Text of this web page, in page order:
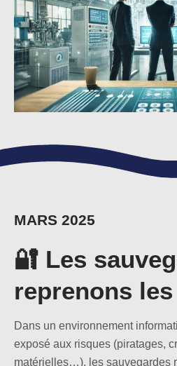
MARS 2025
🔐 Les
reprenons
Dans un environnement
exposé aux risques (piratages,
matérielles…), les sauvegardes